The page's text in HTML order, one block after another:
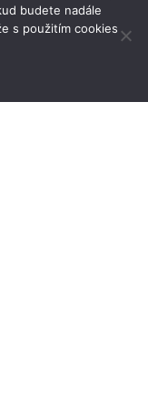
budete nadále
s použitím cookies